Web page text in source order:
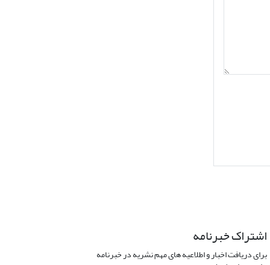
اشتراک خبرنامه
برای دریافت اخبار و اطلاعیه های مهم نشریه در خبرنامه